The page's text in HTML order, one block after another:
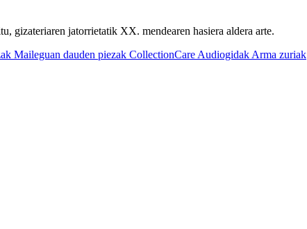
gizateriaren jatorrietatik XX. mendearen hasiera aldera arte.
Maileguan dauden piezak CollectionCare Audiogidak Arma zuriak